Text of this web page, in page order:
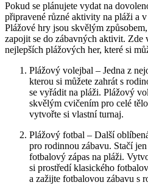
Pokud se‌ plánujete vydat na
připravené různé‍ aktivity na ⁣pláži‌ a
Plážové hry jsou skvělým
zapojit se⁤ do zábavných aktivit. Zde
nejlepších plážových her, které⁣ si
Plážový volejbal⁢ – Jedna z
kterou si můžete zahrát s‍
se vyřádit na pláži. Plážový
skvělým cvičením pro ⁣celé
vytvořte si vlastní turnaj.
Plážový​ fotbal – Další
pro ‌rodinnou zábavu. Stačí
fotbalový zápas na pláži.
‌si prostředí klasického
a zažijte fotbalovou zábavu s